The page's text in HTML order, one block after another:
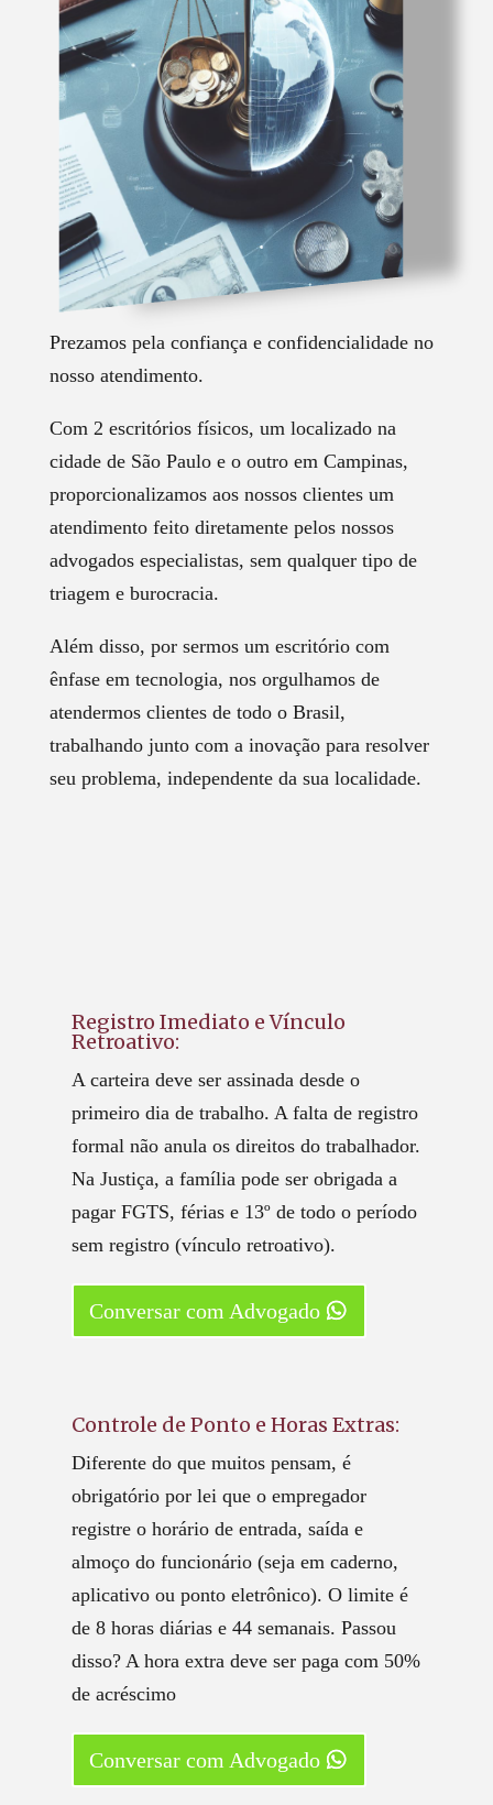
Prezamos pela confiança e confidencialidade no
nosso atendimento.
Com 2 escritórios físicos, um localizado na
cidade de São Paulo e o outro em Campinas,
proporcionalizamos aos nossos clientes um
atendimento feito diretamente pelos nossos
advogados especialistas, sem qualquer tipo de
triagem e burocracia.
Além disso, por sermos um escritório com
ênfase em tecnologia, nos orgulhamos de
atendermos clientes de todo o Brasil,
trabalhando junto com a inovação para resolver
seu problema, independente da sua localidade.
Registro Imediato e Vínculo
Retroativo:
A carteira deve ser assinada desde o
primeiro dia de trabalho. A falta de registro
formal não anula os direitos do trabalhador.
Na Justiça, a família pode ser obrigada a
pagar FGTS, férias e 13º de todo o período
sem registro (vínculo retroativo).
Conversar com Advogado
Controle de Ponto e Horas Extras:
Diferente do que muitos pensam, é
obrigatório por lei que o empregador
registre o horário de entrada, saída e
almoço do funcionário (seja em caderno,
aplicativo ou ponto eletrônico). O limite é
de 8 horas diárias e 44 semanais. Passou
disso? A hora extra deve ser paga com 50%
de acréscimo
Conversar com Advogado